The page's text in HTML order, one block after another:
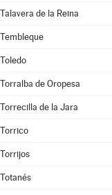
Talavera de la Reina
Tembleque
Toledo
Torralba de Oropesa
Torrecilla de la Jara
Torrico
Torrijos
Totanés